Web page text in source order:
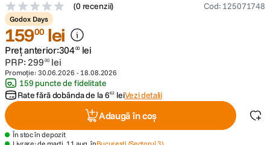
6 . lavaliera
7. card memorie
8. dji mic mini
dji osmo
10. insta 360
(0 recenzii) Cod: 125071748
Godox Days
15900 lei
Preț anterior:30400 lei
PRP:299 00 lei
Promoție: 30.06.2026 - 18.08.2026
159 puncte de fidelitate
Rate fără dobânda de la662 leiVezi detalii
Adaugă în coș
În stoc în depozit